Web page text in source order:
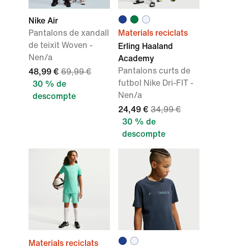
Nike Air
Pantalons de xandall
de teixit Woven -
Nen/a
48,99 € 69,99 €
30 % de
descompte
Materials reciclats
Erling Haaland
Academy
Pantalons curts de
futbol Nike Dri-FIT -
Nen/a
24,49 € 34,99 €
30 % de
descompte
Materials reciclats